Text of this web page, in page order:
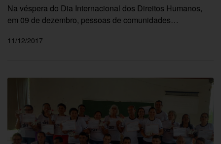
Na véspera do Dia Internacional dos Direitos Humanos,
em 09 de dezembro, pessoas de comunidades…
11/12/2017